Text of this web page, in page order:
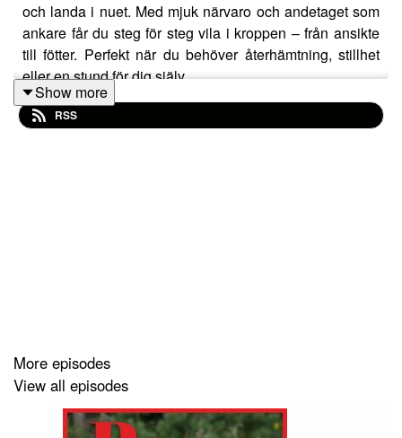
och landa i nuet. Med mjuk närvaro och andetaget som
ankare får du steg för steg vila i kroppen – från ansikte
till fötter. Perfekt när du behöver återhämtning, stillhet
eller en stund för dig själv.
Show more
RSS
More episodes
View all episodes